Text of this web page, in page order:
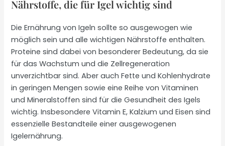
Nährstoffe, die für Igel wichtig sind
Die Ernährung von Igeln sollte so ausgewogen wie
möglich sein und alle wichtigen Nährstoffe enthalten.
Proteine sind dabei von besonderer Bedeutung, da sie
für das Wachstum und die Zellregeneration
unverzichtbar sind. Aber auch Fette und Kohlenhydrate
in geringen Mengen sowie eine Reihe von Vitaminen
und Mineralstoffen sind für die Gesundheit des Igels
wichtig. Insbesondere Vitamin E, Kalzium und Eisen sind
essenzielle Bestandteile einer ausgewogenen
Igelernährung.